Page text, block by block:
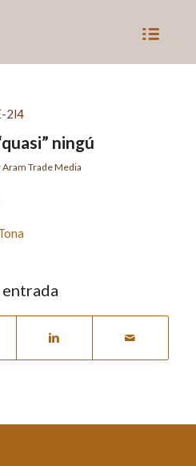
2l4
ningú
Aram Trade Media